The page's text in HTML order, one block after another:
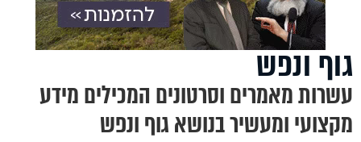
גוף ונפש
עשרות מאמרים וסרטונים המכילים מידע
מקצועי ומעשיר בנושא גוף ונפש